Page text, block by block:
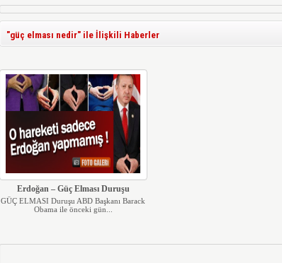
"güç elması nedir" ile İlişkili Haberler
Erdoğan – Güç Elması Duruşu
GÜÇ ELMASI Duruşu ABD Başkanı Barack
Obama ile önceki gün...